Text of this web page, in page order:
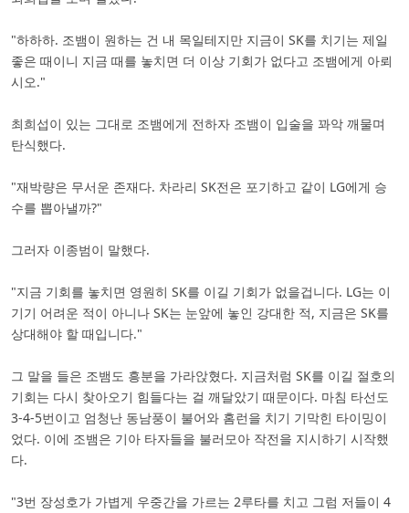
"하하하. 조뱀이 원하는 건 내 목일테지만 지금이 SK를 치기는 제일
좋은 때이니 지금 때를 놓치면 더 이상 기회가 없다고 조뱀에게 아뢰
시오."
최희섭이 있는 그대로 조뱀에게 전하자 조뱀이 입술을 꽈악 깨물며
탄식했다.
"재박량은 무서운 존재다. 차라리 SK전은 포기하고 같이 LG에게 승
수를 뽑아낼까?"
그러자 이종범이 말했다.
"지금 기회를 놓치면 영원히 SK를 이길 기회가 없을겁니다. LG는 이
기기 어려운 적이 아니나 SK는 눈앞에 놓인 강대한 적, 지금은 SK를
상대해야 할 때입니다."
그 말을 들은 조뱀도 흥분을 가라앉혔다. 지금처럼 SK를 이길 절호의
기회는 다시 찾아오기 힘들다는 걸 깨달았기 때문이다. 마침 타선도
3-4-5번이고 엄청난 동남풍이 불어와 홈런을 치기 기막힌 타이밍이
었다. 이에 조뱀은 기아 타자들을 불러모아 작전을 지시하기 시작했
다.
"3번 장성호가 가볍게 우중간을 가르는 2루타를 치고 그럼 저들이 4